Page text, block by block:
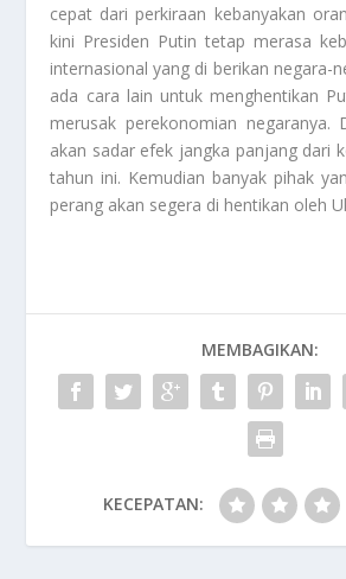
cepat dari perkiraan kebanyakan
kini Presiden Putin tetap merasa
internasional yang di berikan negara-
ada cara lain untuk menghentikan
merusak perekonomian negaranya.
akan sadar efek jangka panjang dari
tahun ini. Kemudian banyak pihak
perang akan segera di hentikan oleh
MEMBAGIKAN:
KECEPATAN: